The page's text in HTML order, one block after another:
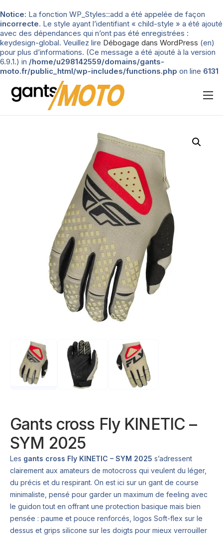
Notice: La fonction WP_Styles::add a été appelée de façon
incorrecte. Le style ayant l’identifiant « child-style » a été ajouté
avec des dépendances qui n’ont pas été enregistrées :
keydesign-global. Veuillez lire Débogage dans WordPress (en)
pour plus d’informations. (Ce message a été ajouté à la version
6.9.1.) in /home/u298142559/domains/gants-
moto.fr/public_html/wp-includes/functions.php on line 6131
Nos tests
Gants cross Fly KINETIC –
SYM 2025
Les gants cross Fly KINETIC – SYM 2025 s’adressent
clairement aux amateurs de motocross qui veulent du léger,
du précis et du respirant. On est ici sur un gant de course
minimaliste, pensé pour garder un maximum de feeling avec
le guidon tout en offrant une protection basique mais bien
pensée : paume et pouce renforcés, logos Soft-flex sur le
dessus et grips silicone sur les doigts pour mieux verrouiller